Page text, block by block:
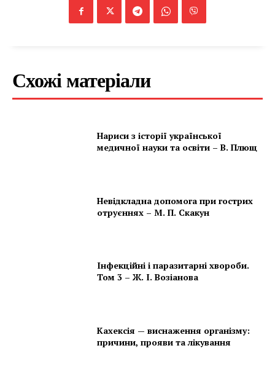
Схожі матеріали
Нариси з історії української
медичної науки та освіти – В. Плющ
Невідкладна допомога при гострих
отруєннях – М. П. Скакун
Інфекційні і паразитарні хвороби.
Том 3 – Ж. І. Возіанова
Кахексія — виснаження організму:
причини, прояви та лікування